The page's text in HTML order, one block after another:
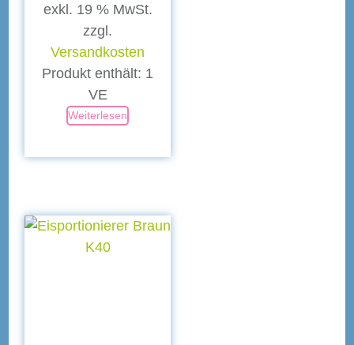
exkl. 19 % MwSt.
zzgl.
Versandkosten
Produkt enthält: 1
VE
Weiterlesen